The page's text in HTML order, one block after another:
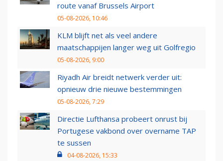
route vanaf Brussels Airport
05-08-2026, 10:46
KLM blijft net als veel andere
maatschappijen langer weg uit Golfregio
05-08-2026, 9:00
Riyadh Air breidt netwerk verder uit:
opnieuw drie nieuwe bestemmingen
05-08-2026, 7:29
Directie Lufthansa probeert onrust bij
Portugese vakbond over overname TAP
te sussen
04-08-2026, 15:33